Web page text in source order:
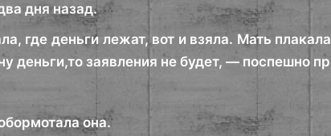
дня назад.
где деньги лежат, вот и взяла. Мать
деньги,то заявления не будет, — поспешно
она.